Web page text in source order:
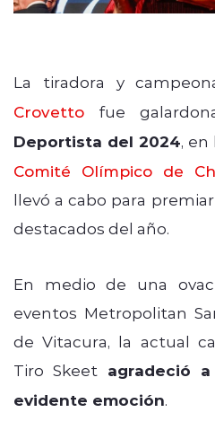
La tiradora y
Crovetto fue
Deportista del 2024, en
Comité Olímpico de
llevó a cabo para
destacados del año.
En medio de una
eventos Metropolitan
de Vitacura, la actual
Tiro Skeet agradeció
evidente emoción.